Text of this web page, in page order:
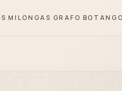
MILONGAS GRAFO BOTANGO